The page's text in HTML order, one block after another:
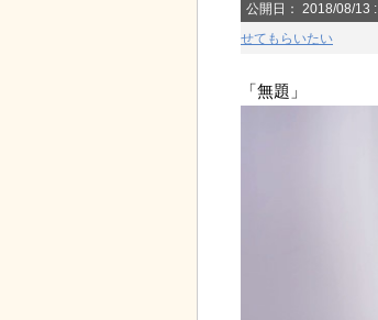
公開日： 2018/08/13 :
せてもらいたい
「無題」